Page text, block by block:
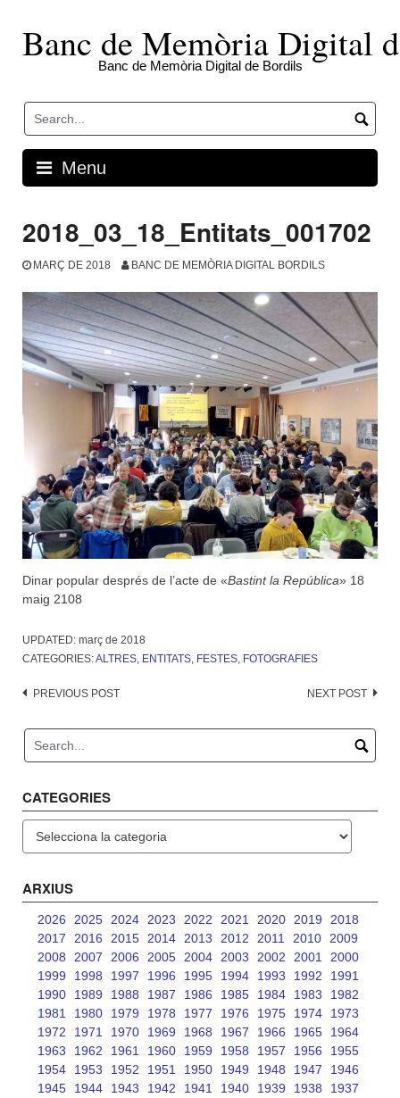
contentBanc de Memòria Digital
Banc de Memòria Digital de Bordils
Menu
2018_03_18_Entitats_001702
MARÇ DE 2018 BANC DE MEMÒRIA DIGITAL BORDILS
Dinar popular després de l’acte de «Bastint la República» 18
maig 2108
UPDATED: març de 2018
CATEGORIES:ALTRES, ENTITATS, FESTES, FOTOGRAFIES
Post
PREVIOUS POST NEXT POST
CATEGORIES
ARXIUS
2026 2025 2024 2023 2022 2021 2020 2019
2018
2017
2016 2015 2014 2013 2012 2011 2010
2009
2008
2007 2006 2005 2004 2003 2002 2001
2000
1999
1998 1997 1996 1995 1994 1993 1992
1991
1990
1989 1988 1987 1986 1985 1984 1983
1982
1981
1980 1979 1978 1977 1976 1975 1974
1973
1972
1971 1970 1969 1968 1967 1966 1965
1964
1963
1962 1961 1960 1959 1958 1957 1956
1955
1954
1953 1952 1951 1950 1949 1948 1947
1946
1945
1944 1943 1942 1941 1940 1939 1938
1937